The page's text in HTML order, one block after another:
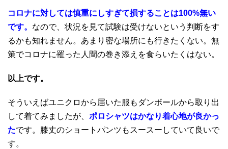
コロナに対しては慎重にしすぎて損することは100%無い
です。 なので、状況を見て試験は受けないという判断をす
るかも知れません。あまり密な場所にも行きたくない。無
策でコロナに罹った人間の巻き添えを食らいたくはない。
以上です。
そういえばユニクロから届いた服もダンボールから取り出
して着てみましたが、 ポロシャツはかなり着心地が良かっ
たです。膝丈のショートパンツもスースーしていて良いで
す。